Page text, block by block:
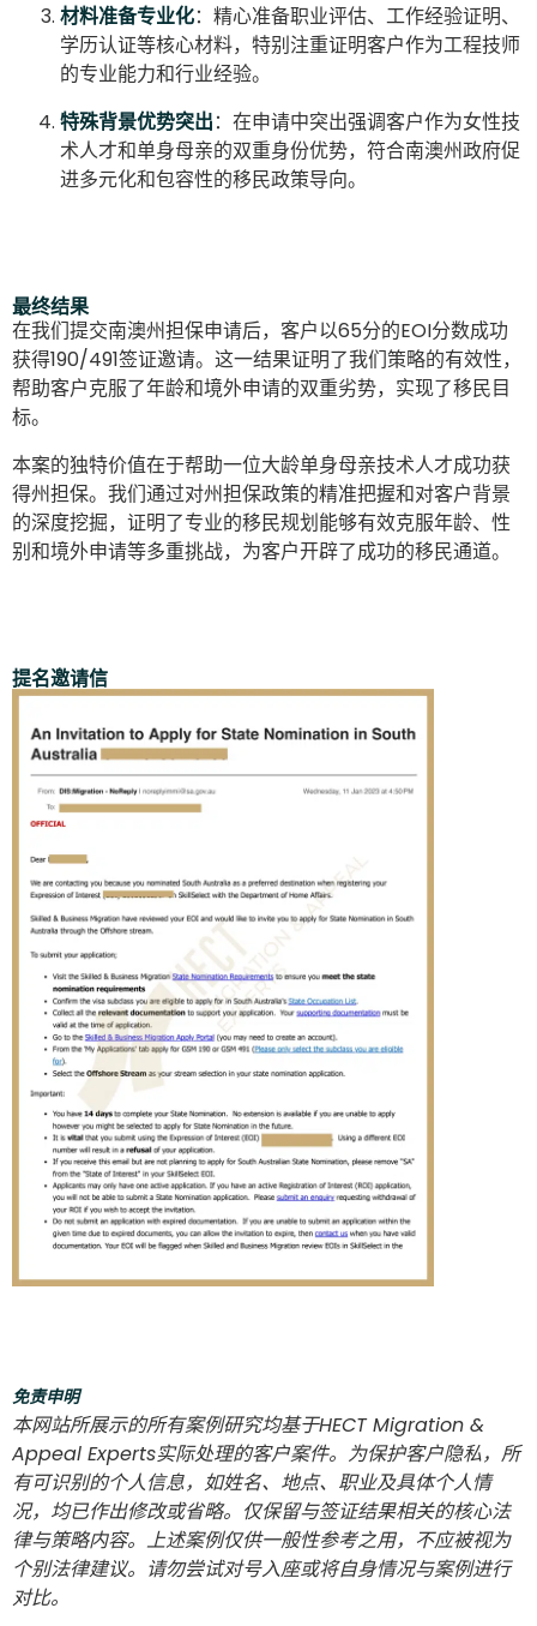
材料准备专业化：精心准备职业评估、工作经验证明、
学历认证等核心材料，特别注重证明客户作为工程技师
的专业能力和行业经验。
特殊背景优势突出：在申请中突出强调客户作为女性技
术人才和单身母亲的双重身份优势，符合南澳州政府促
进多元化和包容性的移民政策导向。
最终结果
在我们提交南澳州担保申请后，客户以65分的EOI分数成功
获得190/491签证邀请。这一结果证明了我们策略的有效性，
帮助客户克服了年龄和境外申请的双重劣势，实现了移民目
标。
本案的独特价值在于帮助一位大龄单身母亲技术人才成功获
得州担保。我们通过对州担保政策的精准把握和对客户背景
的深度挖掘，证明了专业的移民规划能够有效克服年龄、性
别和境外申请等多重挑战，为客户开辟了成功的移民通道。
提名邀请信
免责申明
本网站所展示的所有案例研究均基于HECT Migration &
Appeal Experts实际处理的客户案件。为保护客户隐私，所
有可识别的个人信息，如姓名、地点、职业及具体个人情
况，均已作出修改或省略。仅保留与签证结果相关的核心法
律与策略内容。上述案例仅供一般性参考之用，不应被视为
个别法律建议。请勿尝试对号入座或将自身情况与案例进行
对比。